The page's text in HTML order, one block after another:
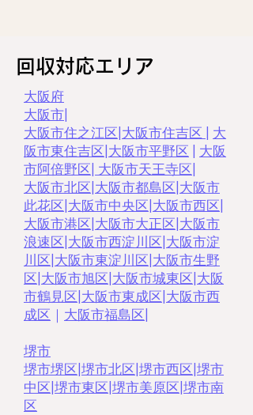
回収対応エリア
大阪府
大阪市
大阪市住之江区 大阪市住吉区
大
阪市東住吉区 大阪市平野区
大阪
市阿倍野区 大阪市天王寺区
大阪市北区 大阪市都島区 大阪市
此花区 大阪市中央区 大阪市西区
大阪市港区 大阪市大正区 大阪市
浪速区 大阪市西淀川区 大阪市淀
川区 大阪市東淀川区 大阪市生野
区 大阪市旭区 大阪市城東区 大阪
市鶴見区 大阪市東成区 大阪市西
成区 ｜ 大阪市福島区
堺市
堺市堺区 堺市北区 堺市西区 堺市
中区 堺市東区 堺市美原区 堺市南
区